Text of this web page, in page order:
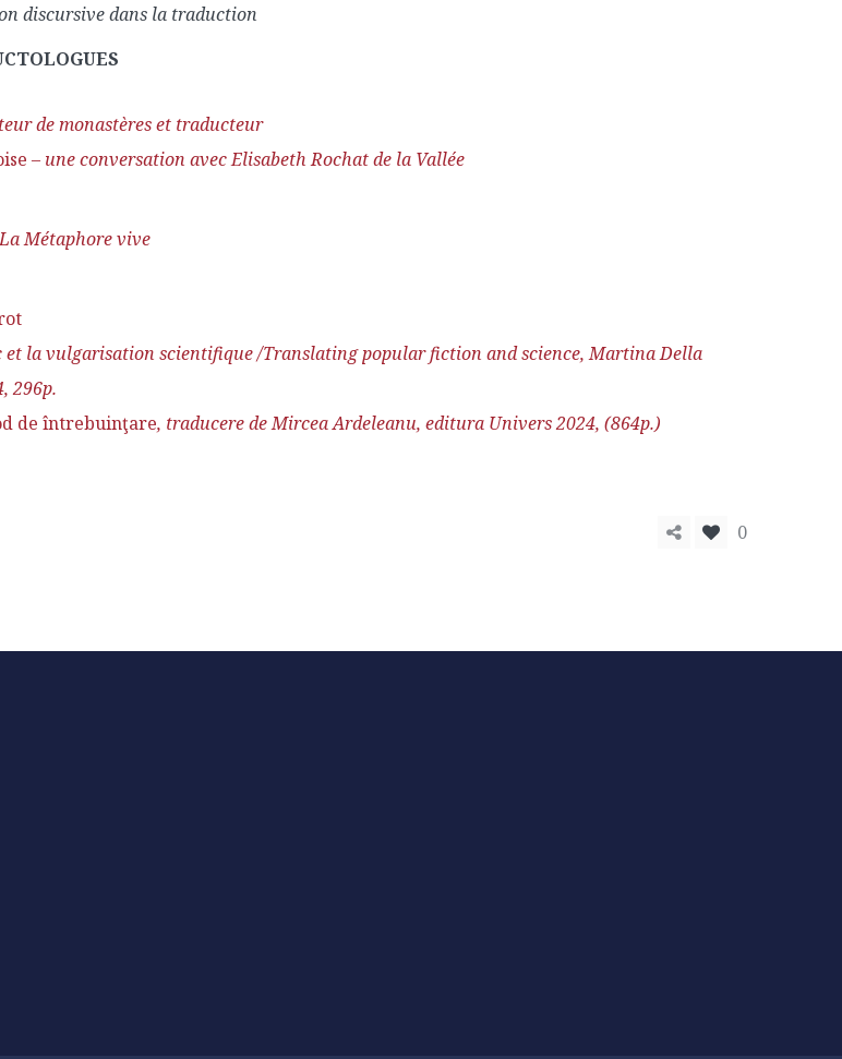
discursive dans la traduction
de monastères et traducteur
– une conversation avec Elisabeth Rochat de la Vallée
La Métaphore vive
la vulgarisation scientifique /Translating popular fiction and science, Martina Della
296p.
de întrebuinţare, traducere de Mircea Ardeleanu, editura Univers 2024, (864p.)
0